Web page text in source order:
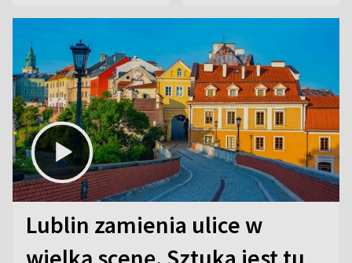
Lublin zamienia ulice w